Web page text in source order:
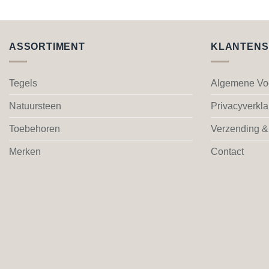
op
ASSORTIMENT
Tegels
Natuursteen
Toebehoren
Merken
Algemene
Verzending
Contact